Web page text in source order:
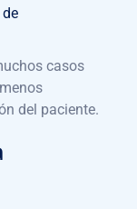
casos
del paciente.